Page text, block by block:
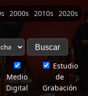
2000s 2010s 2020s
Medio
Digital
Estudio
de
Grabación